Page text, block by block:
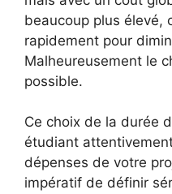
beaucoup plus élevé,
rapidement pour
Malheureusement le
possible.
Ce choix de la durée
étudiant
dépenses de votre
impératif de définir